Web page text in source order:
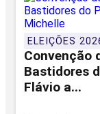
ELEIÇÕES
Convenção
Bastidores
Flávio a...